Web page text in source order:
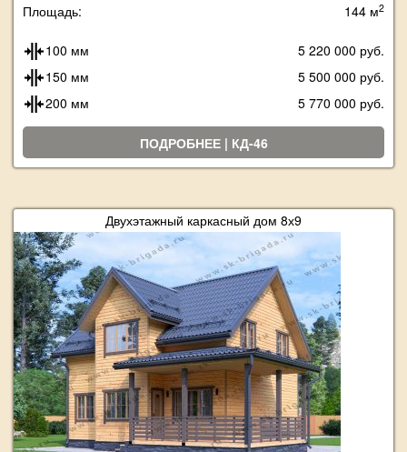
Площадь: 144 м2
100 мм
5 220 000 руб.
150 мм
5 500 000 руб.
200 мм
5 770 000 руб.
ПОДРОБНЕЕ | КД-46
Двухэтажный каркасный дом 8х9